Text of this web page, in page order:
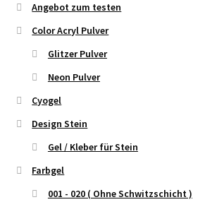
Angebot zum testen
Color Acryl Pulver
Glitzer Pulver
Neon Pulver
Cyogel
Design Stein
Gel / Kleber für Stein
Farbgel
001 - 020 ( Ohne Schwitzschicht )